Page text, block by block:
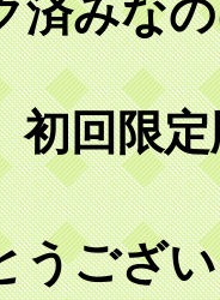
済みな
限定
ござい